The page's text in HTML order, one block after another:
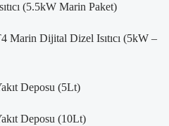
(5.5kW Marin Paket)
Marin Dijital Dizel Isıtıcı (5kW –
Deposu (5Lt)
Deposu (10Lt)